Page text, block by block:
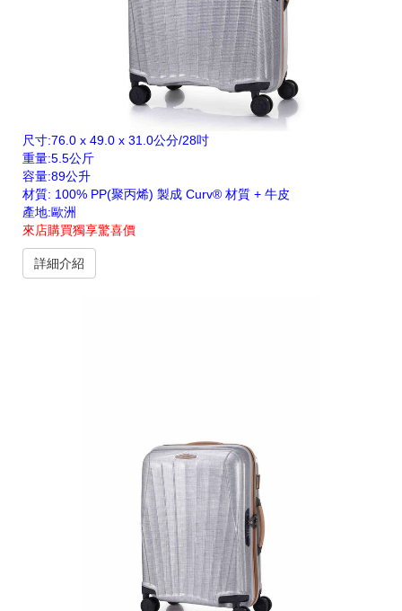
尺寸:76.0 x 49.0 x 31.0公分/28吋
重量:5.5公斤
容量:89公升
材質: 100% PP(聚丙烯) 製成 Curv® 材質 + 牛皮
產地:歐洲
來店購買獨享驚喜價
詳細介紹